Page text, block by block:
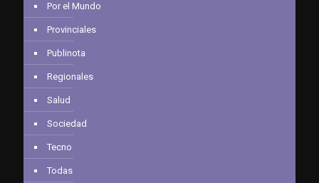
Por el Mundo
Provinciales
Publinota
Regionales
Salud
Sociedad
Tecno
Todas